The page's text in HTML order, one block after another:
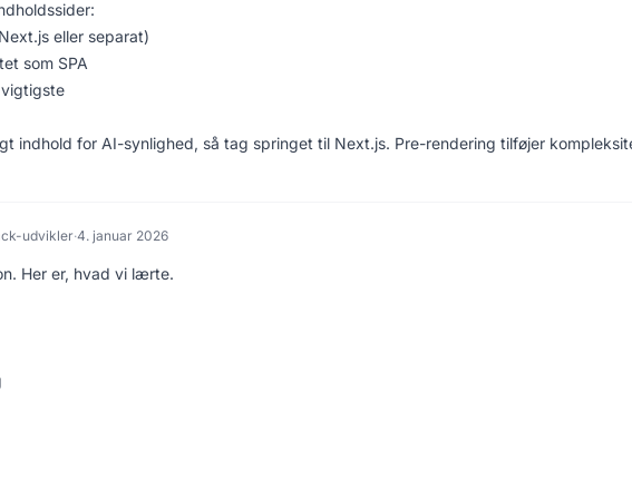
eller separat)
som SPA
indhold for AI-synlighed, så tag springet til Next.js. Pre-rendering tilføjer
udvikler·4. januar 2026
Her er, hvad vi lærte.